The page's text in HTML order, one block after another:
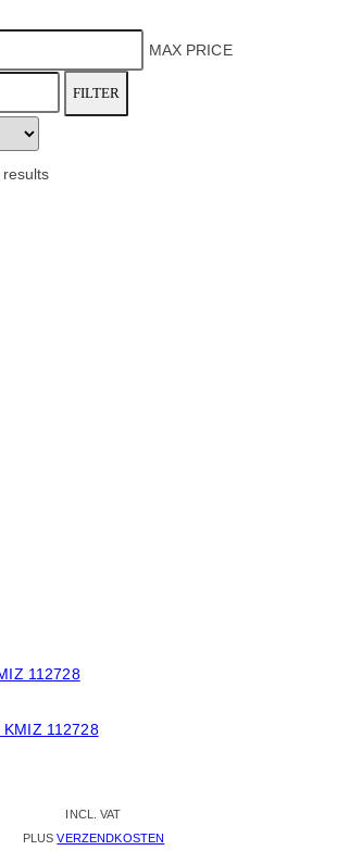
MAX PRICE
FILTER
KMIZ 112728
INCL. VAT
PLUSVERZENDKOSTEN